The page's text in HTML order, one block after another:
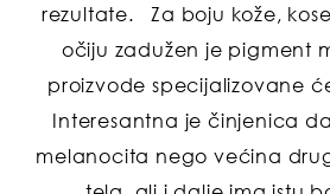
rezultate. Za boju kože,
očiju zadužen je pigment
proizvode specijalizovane
Interesantna je činjenica
melanocita nego većina